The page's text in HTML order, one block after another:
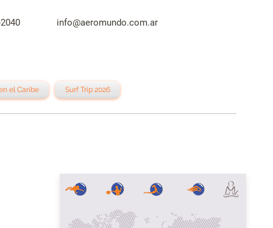
2040 info@aeromundo.com.ar
el Caribe Surf Trip 2026